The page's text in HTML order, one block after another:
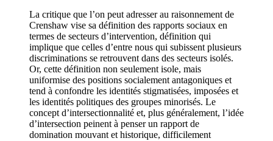
La critique que l’on peut adresser au raisonnement de
Crenshaw vise sa définition des rapports sociaux en
termes de secteurs d’intervention, définition qui
implique que celles d’entre nous qui subissent plusieurs
discriminations se retrouvent dans des secteurs isolés.
Or, cette définition non seulement isole, mais
uniformise des positions socialement antagoniques et
tend à confondre les identités stigmatisées, imposées et
les identités politiques des groupes minorisés. Le
concept d’intersectionnalité et, plus généralement, l’idée
d’intersection peinent à penser un rapport de
domination mouvant et historique, difficilement